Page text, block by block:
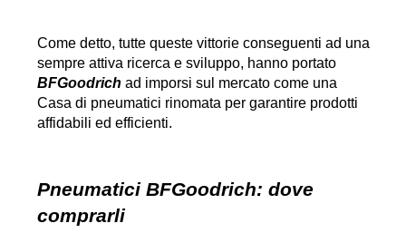
Come detto, tutte queste vittorie conseguenti ad una
sempre attiva ricerca e sviluppo, hanno portato
BFGoodrich ad imporsi sul mercato come una
Casa di pneumatici rinomata per garantire prodotti
affidabili ed efficienti.
Pneumatici BFGoodrich: dove
comprarli